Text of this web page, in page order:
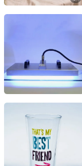
UV Technology
Guangdong, China
Guangdong Yincai
Guangdong, China